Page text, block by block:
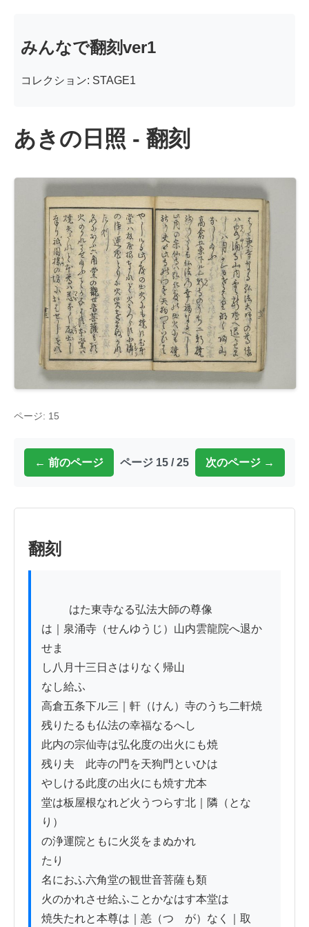
みんなで翻刻ver1
コレクション: STAGE1
あきの日照 - 翻刻
ページ: 15
← 前のページ ページ 15 / 25 次のページ →
翻刻
は｜泉涌寺（せんゆうじ）山内雲龍院へ退か
せま
し八月十三日さはりなく帰山
なし給ふ
高倉五条下ル三｜軒（けん）寺のうち二軒焼
残りたるも仏法の幸福なるへし
此内の宗仙寺は弘化度の出火にも焼
残り夫ゟ此寺の門を天狗門といひは
やしける此度の出火にも焼す尤本
堂は板屋根なれど火うつらす北｜隣（とな
り）
の浄運院ともに火災をまぬかれ
たり
名におふ六角堂の観世音菩薩も類
火のかれさせ給ふことかなはす本堂は
焼失たれと本尊は｜恙（つゝが）なく｜取